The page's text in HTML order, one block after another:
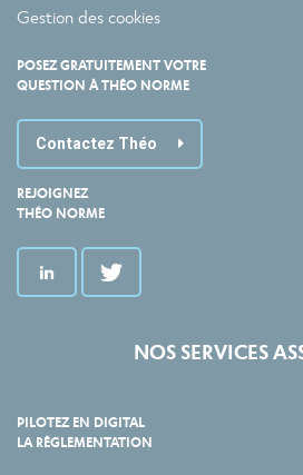
Gestion des cookies
POSEZ GRATUITEMENT VOTRE
QUESTION À THÉO NORME
Contactez Théo
REJOIGNEZ
THÉO NORME
NOS SERVICES
PILOTEZ EN DIGITAL
LA RÉGLEMENTATION